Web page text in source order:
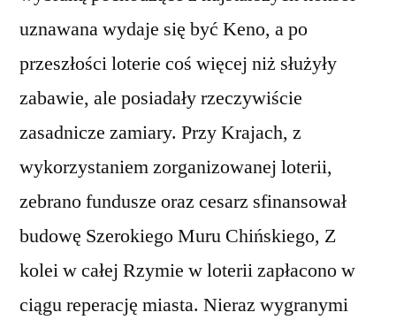
uznawana wydaje się być Keno, a po
przeszłości loterie coś więcej niż służyły
zabawie, ale posiadały rzeczywiście
zasadnicze zamiary. Przy Krajach, z
wykorzystaniem zorganizowanej loterii,
zebrano fundusze oraz cesarz sfinansował
budowę Szerokiego Muru Chińskiego, Z
kolei w całej Rzymie w loterii zapłacono w
ciągu reperację miasta. Nieraz wygranymi